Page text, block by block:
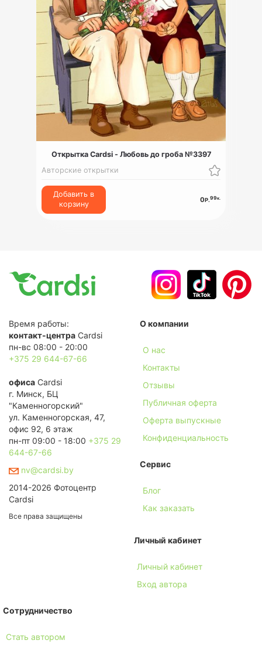
Открытка Cardsi - Любовь до гроба №3397
Авторские открытки
Добавить в
корзину
0Р.99к.
Время работы:
контакт-центра Cardsi
пн-вс 08:00 - 20:00
+375 29 644-67-66
офиса Cardsi
г. Минск, БЦ
"Каменногорский"
ул. Каменногорская, 47,
офис 92, 6 этаж
пн-пт 09:00 - 18:00 +375 29
644-67-66
nv@cardsi.by
2014-2026 Фотоцентр
Cardsi
Все права защищены
О компании
О нас
Контакты
Отзывы
Публичная оферта
Оферта выпускные
Конфиденциальность
Сервис
Блог
Как заказать
Личный кабинет
Личный кабинет
Вход автора
Сотрудничество
Стать автором